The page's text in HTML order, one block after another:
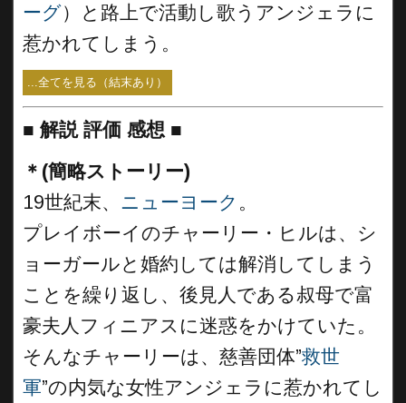
ーグ）と路上で活動し歌うアンジェラに
惹かれてしまう。
...全てを見る（結末あり）
■ 解説 評価 感想 ■
＊(簡略ストーリー)
19世紀末、 ニューヨーク 。
プレイボーイのチャーリー・ヒルは、シ
ョーガールと婚約しては解消してしまう
ことを繰り返し、後見人である叔母で富
豪夫人フィニアスに迷惑をかけていた。
そんなチャーリーは、慈善団体”救世
軍”の内気な女性アンジェラに惹かれてし